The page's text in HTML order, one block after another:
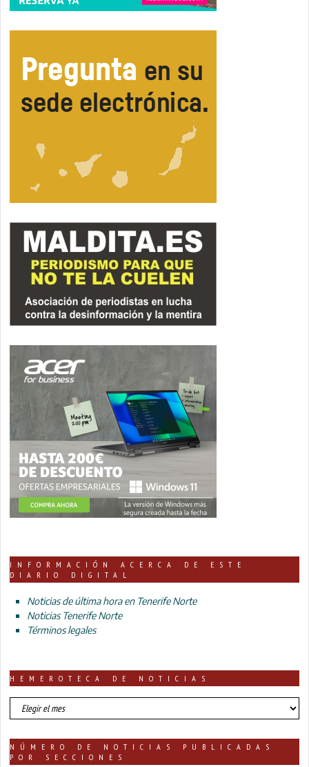
INFORMACIÓN ACERCA DE ESTE
DIARIO DIGITAL
Noticias de última hora en Tenerife Norte
Noticias Tenerife Norte
Términos legales
HEMEROTECA DE NOTICIAS
HEMEROTECA
DE
NÚMERO DE NOTICIAS PUBLICADAS
POR SECCIONES